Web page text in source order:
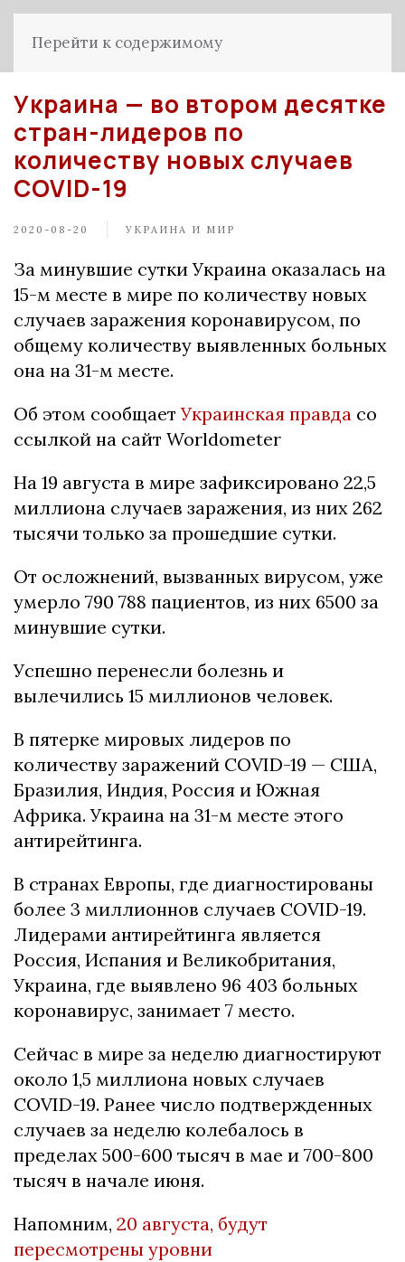
Перейти к содержимому
Украина — во втором десятке
стран-лидеров по
количеству новых случаев
COVID-19
2020-08-20 УКРАИНА И МИР
За минувшие сутки Украина оказалась на
15-м месте в мире по количеству новых
случаев заражения коронавирусом, по
общему количеству выявленных больных
она на 31-м месте.
Об этом сообщаетУкраинская правда со
ссылкой на сайт Worldometer
На 19 августа в мире зафиксировано 22,5
миллиона случаев заражения, из них 262
тысячи только за прошедшие сутки.
От осложнений, вызванных вирусом, уже
умерло 790 788 пациентов, из них 6500 за
минувшие сутки.
Успешно перенесли болезнь и
вылечились 15 миллионов человек.
В пятерке мировых лидеров по
количеству заражений COVID-19 — США,
Бразилия, Индия, Россия и Южная
Африка. Украина на 31-м месте этого
антирейтинга.
В странах Европы, где диагностированы
более 3 миллионнов случаев COVID-19.
Лидерами антирейтинга является
Россия, Испания и Великобритания,
Украина, где выявлено 96 403 больных
коронавирус, занимает 7 место.
Сейчас в мире за неделю диагностируют
около 1,5 миллиона новых случаев
COVID-19. Ранее число подтвержденных
случаев за неделю колебалось в
пределах 500-600 тысяч в мае и 700-800
тысяч в начале июня.
Напомним, 20 августа, будут
пересмотрены уровни